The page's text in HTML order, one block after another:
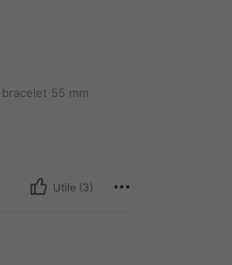
55 mm
Utile (3)